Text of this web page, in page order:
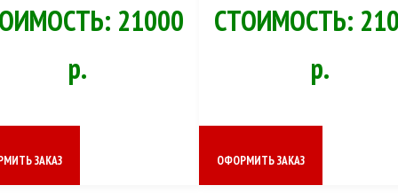
21000
р.
ЗАКАЗ
СТОИМОСТЬ:
р.
ОФОРМИТЬ ЗАКАЗ